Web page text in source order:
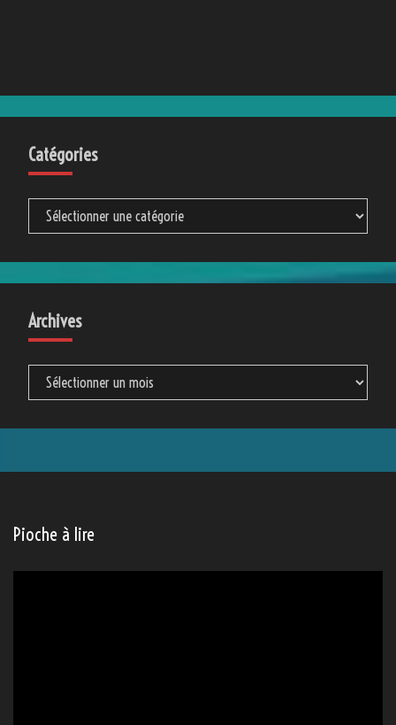
Catégories
Catégories
Archives
Archives
Pioche à lire